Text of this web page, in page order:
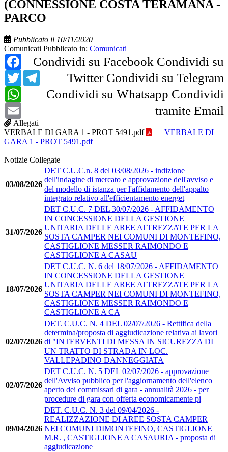
(CONNESSIONE COSTA TERAMANA -
PARCO
Pubblicato il 10/11/2020
Comunicati Pubblicato in: Comunicati
Condividi su Facebook
Facebook
Condividi su
Twitter
Twitter Condividi su Telegram
Telegram
Condividi su Whatsapp
WhatsApp
Condividi
tramite Email
Allegati
VERBALE DI GARA 1 - PROT 5491.pdf
VERBALE DI
GARA 1 - PROT 5491.pdf
Notizie Collegate
03/08/2026
DET C.U.C.n. 8 del 03/08/2026 - indizione
dell'indagine di mercato e approvazione dell'avviso e
del modello di istanza per l'affidamento dell'appalto
integrato relativo all'efficientamento energet
31/07/2026
DET C.U.C. 7 DEL 30/07/2026 - AFFIDAMENTO
IN CONCESSIONE DELLA GESTIONE
UNITARIA DELLE AREE ATTREZZATE PER LA
SOSTA CAMPER NEI COMUNI DI MONTEFINO,
CASTIGLIONE MESSER RAIMONDO E
CASTIGLIONE A CASAU
18/07/2026
DET C.U.C. N. 6 del 18/07/2026 - AFFIDAMENTO
IN CONCESSIONE DELLA GESTIONE
UNITARIA DELLE AREE ATTREZZATE PER LA
SOSTA CAMPER NEI COMUNI DI MONTEFINO,
CASTIGLIONE MESSER RAIMONDO E
CASTIGLIONE A CA
02/07/2026
DET. C.U.C. N. 4 DEL 02/07/2026 - Rettifica della
determina/proposta di aggiudicazione relativa ai lavori
di "INTERVENTI DI MESSA IN SICUREZZA DI
UN TRATTO DI STRADA IN LOC.
VALLEPADINO DANNEGGIATA
02/07/2026
DET C.U.C. N. 5 DEL 02/07/2026 - approvazione
dell'Avviso pubblico per l'aggiornamento dell'elenco
aperto dei commissari di gara - annualità 2026 - per
procedure di gara con offerta economicamente pi
09/04/2026
DET. C.U.C. N. 3 del 09/04/2026 -
REALIZZAZIONE DI AREE SOSTA CAMPER
NEI COMUNI DIMONTEFINO, CASTIGLIONE
M.R. , CASTIGLIONE A CASAURIA - proposta di
aggiudicazione